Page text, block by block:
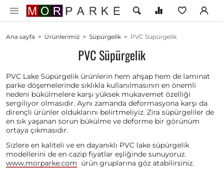
Ana sayfa > Ürünlerimiz > Süpürgelik > PVC Süpürgelik
PVC Süpürgelik
PVC Lake Süpürgelik ürünlerin hem ahşap hem de laminat
parke döşemelerinde sıklıkla kullanılmasının en önemli
nedeni bükülmelere karşı yüksek mukavemet özelliği
sergiliyor olmasıdır. Aynı zamanda deformasyona karşı da
dirençli ürünler olduklarını belirtmeliyiz. Zira süpürgeliler de
en sık yaşanan sorun bükülme ve deforme bir görünüm
ortaya çıkmasıdır.
Sizlere en kaliteli ve en dayanıklı PVC lake süpürgelik
modellerini de en cazip fiyatlar eşliğinde sunuyoruz.
www.morparke.com ürün gruplarına göz atabilirsiniz.